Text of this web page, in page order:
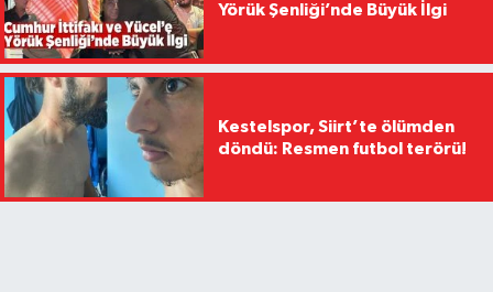
Yörük Şenliği’nde Büyük İlgi
Kestelspor, Siirt’te ölümden
döndü: Resmen futbol terörü!